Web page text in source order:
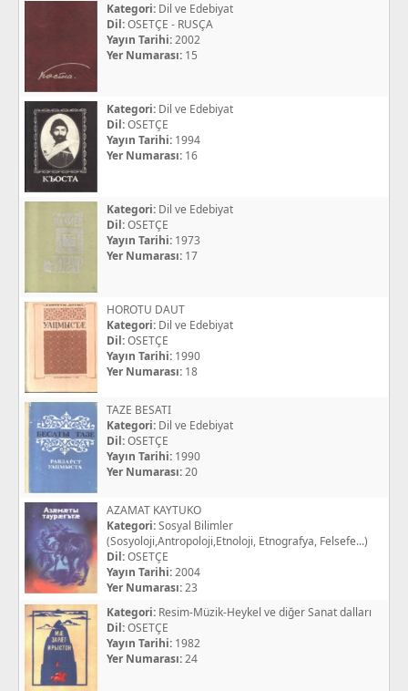
Kategori: Dil ve Edebiyat
Dil:OSETÇE - RUSÇA
Yayın Tarihi:2002
Yer Numarası: 15
Kategori: Dil ve Edebiyat
Dil:OSETÇE
Yayın Tarihi: 1994
Yer Numarası: 16
Kategori: Dil ve Edebiyat
Dil:OSETÇE
Yayın Tarihi: 1973
Yer Numarası: 17
HOROTU DAUT
Kategori: Dil ve Edebiyat
Dil:OSETÇE
Yayın Tarihi: 1990
Yer Numarası: 18
TAZE BESATI
Kategori: Dil ve Edebiyat
Dil:OSETÇE
Yayın Tarihi: 1990
Yer Numarası:20
AZAMAT KAYTUKO
Kategori:Sosyal Bilimler
(Sosyoloji,Antropoloji,Etnoloji, Etnografya, Felsefe...)
Dil:OSETÇE
Yayın Tarihi:2004
Yer Numarası:23
Kategori: Resim-Müzik-Heykel ve diğer Sanat dalları
Dil:OSETÇE
Yayın Tarihi: 1982
Yer Numarası:24